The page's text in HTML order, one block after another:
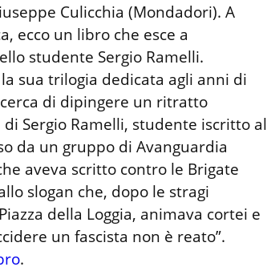
Culicchia (Mondadori). A
ecco un libro che esce a
studente Sergio Ramelli.
sua trilogia dedicata agli anni di
di dipingere un ritratto
Sergio Ramelli, studente iscritto al
da un gruppo di Avanguardia
aveva scritto contro le Brigate
slogan che, dopo le stragi
della Loggia, animava cortei e
un fascista non è reato”.
.